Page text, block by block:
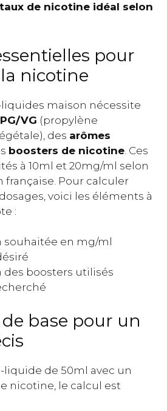
de nicotine idéal selon
pour
nicotine
liquides maison nécessite
VG (propylène
des arômes
boosters de nicotine . Ces
à 10ml et 20mg/ml selon
Pour calculer
voici les éléments à
:
souhaitée en mg/ml
des boosters utilisés
base pour un
liquide de 50ml avec un
nicotine, le calcul est